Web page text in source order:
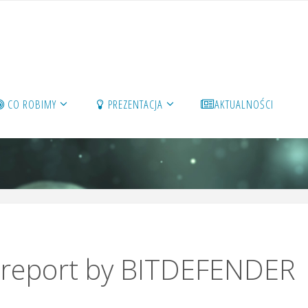
CO ROBIMY PREZENTACJA AKTUALNOŚCI
by BITDEFENDER